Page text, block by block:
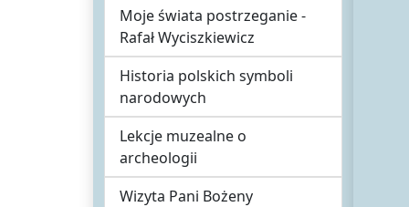
Moje świata postrzeganie -
Rafał Wyciszkiewicz
Historia polskich symboli
narodowych
Lekcje muzealne o
archeologii
Wizyta Pani Bożeny